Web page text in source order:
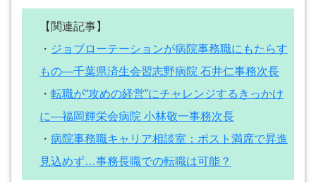
【関連記事】
・ ジョブローテーションが病院事務職にもたらす
もの―千葉県済生会習志野病院 石井仁事務次長
・ 転職が“攻めの経営”にチャレンジするきっかけ
に―福岡輝栄会病院 小林敬一事務次長
・ 病院事務職キャリア相談室：ポスト満席で昇進
見込めず…事務長職での転職は可能？